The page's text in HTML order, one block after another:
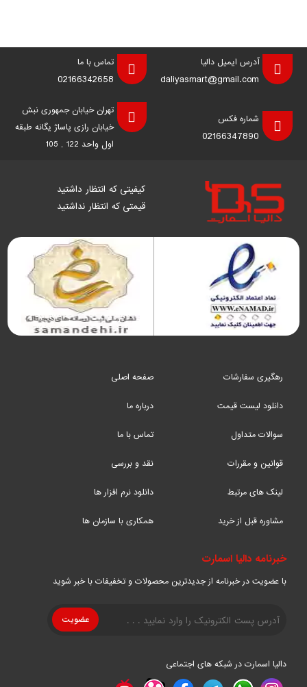
آدرس ایمیل دالیا
daliyasmart@gmail.com
تماس با ما
02166342658
شماره فکس
02166347890
تهران خیابان جمهوری نبش
خیابان رازی پاساژ یگانه طبقه
اول واحد 122 , 105
کیفیتی که انتظار داشتید
قیمتی که انتظار نداشتید
رهگیری سفارشات
دانلود لیست قیمت
سوالات متداول
قوانین و مقررات
لینک های مرتبط
مشاوره قبل از خرید
صفحه اصلی
درباره ما
تماس با ما
نقد و بررسی
دانلود نرم افزار ها
همکاری با سازمان ها
خبرنامه دالیا اسمارت
با عضویت در خبرنامه از جدیدترین محصولات و تخفیفات با خبر شوید
دالیا اسمارت در شبکه های اجتماعی